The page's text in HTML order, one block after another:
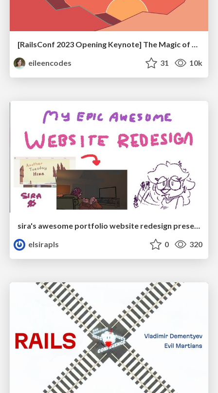
[RailsConf 2023 Opening Keynote] The Magic of Rails
eileencodes
31 10k
sira's awesome portfolio website redesign presentation
elsirapls
0 320